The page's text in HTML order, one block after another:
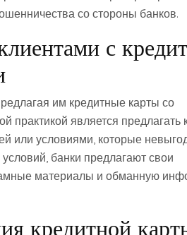
со стороны банков.
с
им кредитные карты со
практикой является предлагать
или условиями, которые
банки предлагают свои
материалы и обманную
кредитной